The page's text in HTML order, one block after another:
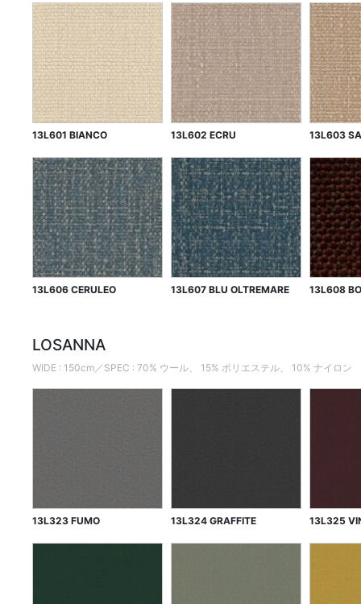
13L601 BIANCO 13L602 ECRU 13L603
13L606 CERULEO 13L607 BLU OLTREMARE 13L608
LOSANNA
WIDE : 150cm／SPEC : 70% ウール、 15% ポリエステル、 10% ナイロン
13L323 FUMO 13L324 GRAFFITE 13L325